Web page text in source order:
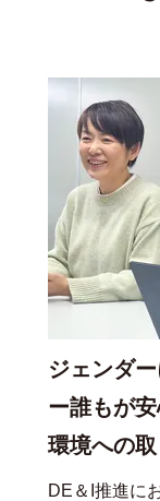
ジェンダ
ー誰もが
環境への
DE＆I推進に